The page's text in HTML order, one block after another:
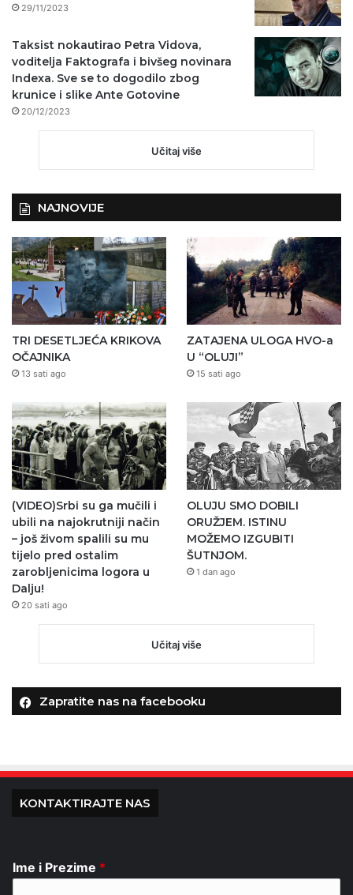
29/11/2023
Taksist nokautirao Petra Vidova,
voditelja Faktografa i bivšeg novinara
Indexa. Sve se to dogodilo zbog
krunice i slike Ante Gotovine
20/12/2023
Učitaj više
NAJNOVIJE
TRI DESETLJEĆA KRIKOVA
OČAJNIKA
13 sati ago
ZATAJENA ULOGA HVO-a
U “OLUJI”
15 sati ago
(VIDEO)Srbi su ga mučili i
ubili na najokrutniji način
– još živom spalili su mu
tijelo pred ostalim
zarobljenicima logora u
Dalju!
20 sati ago
OLUJU SMO DOBILI
ORUŽJEM. ISTINU
MOŽEMO IZGUBITI
ŠUTNJOM.
1 dan ago
Učitaj više
Zapratite nas na facebooku
KONTAKTIRAJTE NAS
Ime i Prezime *